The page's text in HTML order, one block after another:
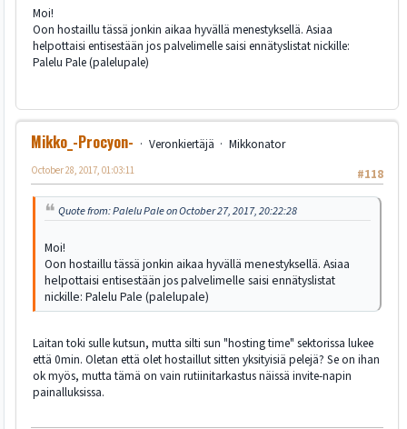
Moi!
Oon hostaillu tässä jonkin aikaa hyvällä menestyksellä. Asiaa
helpottaisi entisestään jos palvelimelle saisi ennätyslistat nickille:
Palelu Pale (palelupale)
Mikko_-Procyon- Veronkiertäjä
Mikkonator
#118
October 28, 2017, 01:03:11
Quote from: Palelu Pale on October 27, 2017, 20:22:28
Moi!
Oon hostaillu tässä jonkin aikaa hyvällä menestyksellä. Asiaa
helpottaisi entisestään jos palvelimelle saisi ennätyslistat
nickille: Palelu Pale (palelupale)
Laitan toki sulle kutsun, mutta silti sun "hosting time" sektorissa lukee
että 0min. Oletan että olet hostaillut sitten yksityisiä pelejä? Se on ihan
ok myös, mutta tämä on vain rutiinitarkastus näissä invite-napin
painalluksissa.